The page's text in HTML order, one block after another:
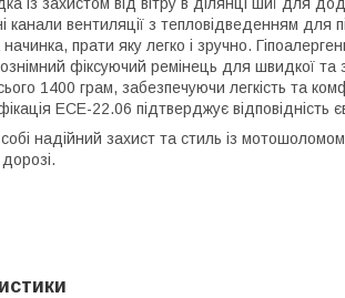
канали вентиляції з тепловідведенням для
начинка, прати яку легко і зручно.
фіксуючий ремінець для швидкої та
1400 грам, забезпечуючи легкість та
ECE-22.06 підтверджує відповідність
надійний захист та стиль із